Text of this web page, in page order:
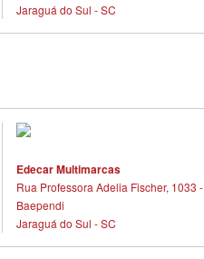
Jaraguá do Sul - SC
Edecar Multimarcas
Rua Professora Adelia Fischer, 1033 -
Baependi
Jaraguá do Sul - SC